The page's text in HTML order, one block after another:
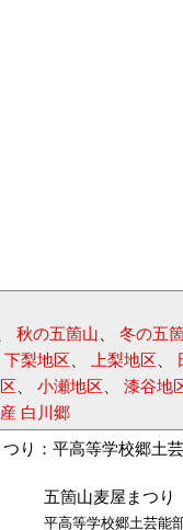
秋の五箇山、 冬の五
下梨地区 、 上梨地区 、
、 小瀬地区 、 漆谷地
白川郷
り：平高等学校郷土
五箇山麦屋まつり
平高等学校郷土芸能